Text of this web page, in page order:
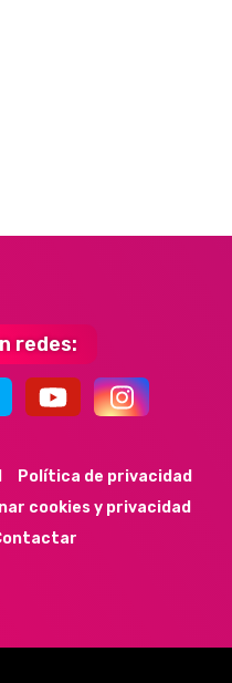
redes:
Política de privacidad
cookies y privacidad